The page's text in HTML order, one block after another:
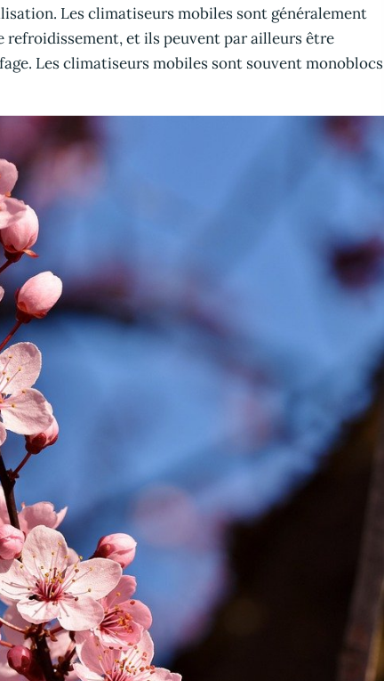
Les climatiseurs mobiles sont généralement
refroidissement, et ils peuvent par ailleurs être
Les climatiseurs mobiles sont souvent monoblocs